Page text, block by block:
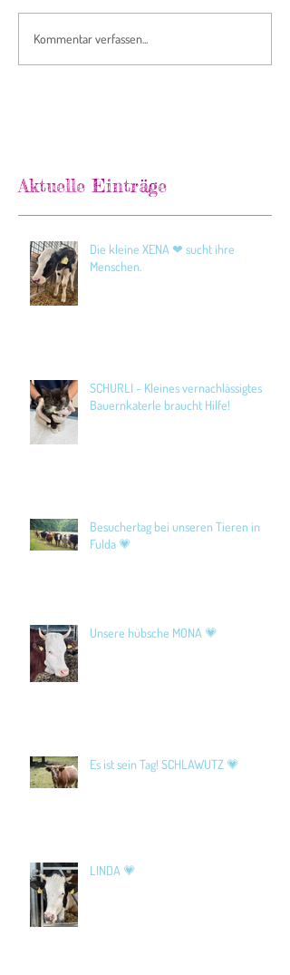
Kommentar verfassen...
Aktuelle Einträge
Die kleine XENA ❤ sucht ihre
Menschen.
SCHURLI - Kleines vernachlässigtes
Bauernkaterle braucht Hilfe!
Besuchertag bei unseren Tieren in
Fulda 💗
Unsere hübsche MONA 💗
Es ist sein Tag! SCHLAWUTZ 💗
LINDA 💗